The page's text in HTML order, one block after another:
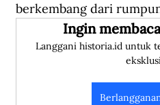
berkembang dari
Ingin
Langgani historia.id untuk